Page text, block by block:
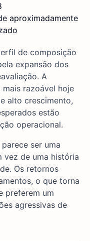
aproximadamente
de composição
expansão dos
A
razoável hoje
alto crescimento,
estão
operacional.
ser uma
vez de uma história
Os retornos
o que torna
preferem um
agressivas de